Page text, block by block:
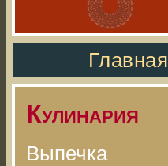
Главная
Кулинария
Выпечка